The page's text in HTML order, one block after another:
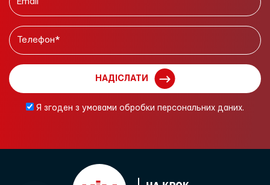
НАДІСЛАТИ
Я згоден з умовами обробки персональних даних.